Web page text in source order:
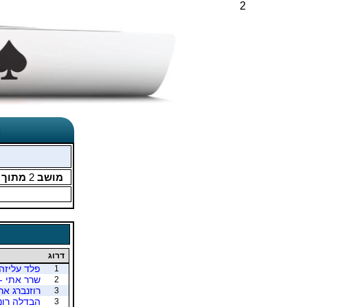
2
מושב2
דרוג
1
פלד
2
שרר אתי
3
רוזנברג
3
הבדלה